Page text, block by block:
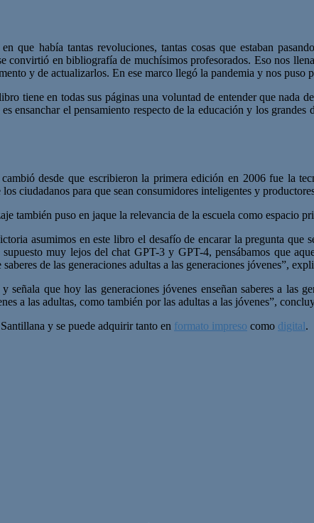
que había tantas revoluciones, tantas cosas que estaban
en bibliografía de muchísimos profesorados. Eso nos
y de actualizarlos. En ese marco llegó la pandemia y nos
tiene en todas sus páginas una voluntad de entender que nada
ensanchar el pensamiento respecto de la educación y los
desde que escribieron la primera edición en 2006 fue la
ciudadanos para que sean consumidores inteligentes y
también puso en jaque la relevancia de la escuela como espacio
asumimos en este libro el desafío de encarar la pregunta que
muy lejos del chat GPT-3 y GPT-4, pensábamos que
de las generaciones adultas a las generaciones jóvenes”,
señala que hoy las generaciones jóvenes enseñan saberes a
a las adultas, como también por las adultas a las jóvenes”,
y se puede adquirir tanto en formato impreso como digital.